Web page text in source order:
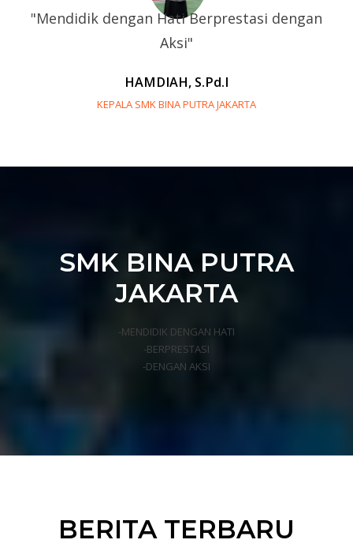
"Mendidik dengan Hati Berprestasi dengan
Aksi"
HAMDIAH, S.Pd.I
KEPALA SMK BINA PUTRA JAKARTA
SMK BINA PUTRA
JAKARTA
-MENDIDIK DENGAN HATI
-BERPRESTASI
-DENGAN AKSI
BERITA TERBARU